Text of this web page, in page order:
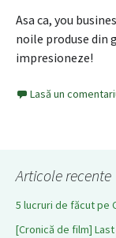
Asa ca, you
noile produse din
impresioneze!
Lasă un
Articole recente
5 lucruri de făcut pe
[Cronică de film]